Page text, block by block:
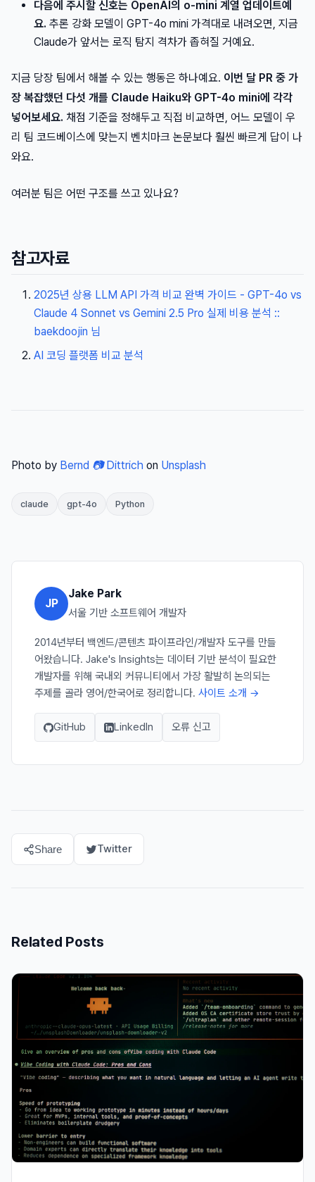
다음에 주시할 신호는 OpenAI의 o-mini 계열 업데이트예
요. 추론 강화 모델이 GPT-4o mini 가격대로 내려오면, 지금
Claude가 앞서는 로직 탐지 격차가 좁혀질 거예요.
지금 당장 팀에서 해볼 수 있는 행동은 하나예요. 이번 달 PR 중 가
장 복잡했던 다섯 개를 Claude Haiku와 GPT-4o mini에 각각
넣어보세요. 채점 기준을 정해두고 직접 비교하면, 어느 모델이 우
리 팀 코드베이스에 맞는지 벤치마크 논문보다 훨씬 빠르게 답이 나
와요.
여러분 팀은 어떤 구조를 쓰고 있나요?
참고자료
2025년 상용 LLM API 가격 비교 완벽 가이드 - GPT-4o vs
Claude 4 Sonnet vs Gemini 2.5 Pro 실제 비용 분석 ::
baekdoojin 님
AI 코딩 플랫폼 비교 분석
Photo by Bernd 📷 Dittrich on Unsplash
claude gpt-4o Python
JP
Jake Park
서울 기반 소프트웨어 개발자
2014년부터 백엔드/콘텐츠 파이프라인/개발자 도구를 만들
어왔습니다. Jake's Insights는 데이터 기반 분석이 필요한
개발자를 위해 국내외 커뮤니티에서 가장 활발히 논의되는
주제를 골라 영어/한국어로 정리합니다. 사이트 소개 →
GitHub LinkedIn 오류 신고
Share Twitter
Related Posts